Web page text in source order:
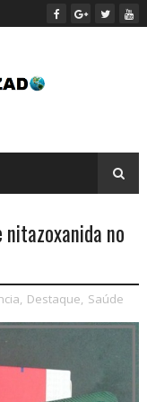
nitazoxanida no
, Destaque, Saúde